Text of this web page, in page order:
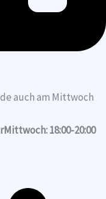
auch am Mittwoch
18:00-20:00